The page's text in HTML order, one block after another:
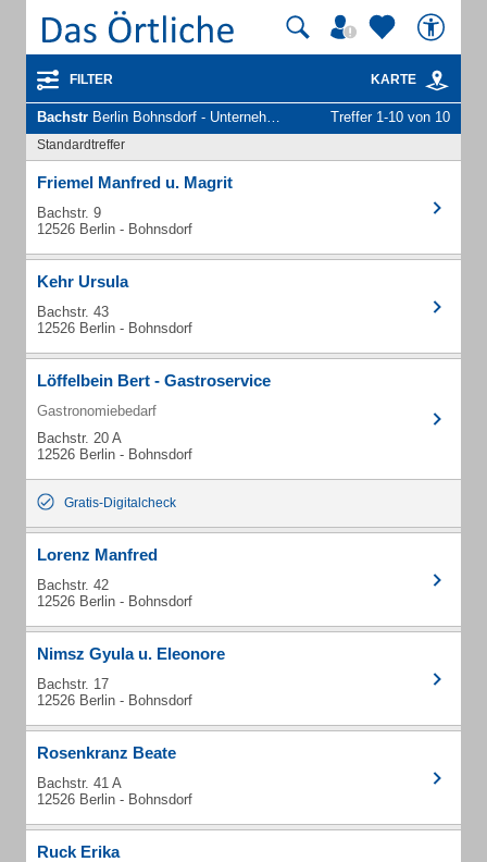
FILTER KARTE
Bachstr Berlin Bohnsdorf - Unternehmen und Personen Treffer 1-10 von 10
Standardtreffer
Friemel Manfred u. Magrit
Bachstr. 9
12526 Berlin - Bohnsdorf
Kehr Ursula
Bachstr. 43
12526 Berlin - Bohnsdorf
Löffelbein Bert - Gastroservice
Gastronomiebedarf
Bachstr. 20 A
12526 Berlin - Bohnsdorf
Gratis-Digitalcheck
Lorenz Manfred
Bachstr. 42
12526 Berlin - Bohnsdorf
Nimsz Gyula u. Eleonore
Bachstr. 17
12526 Berlin - Bohnsdorf
Rosenkranz Beate
Bachstr. 41 A
12526 Berlin - Bohnsdorf
Ruck Erika